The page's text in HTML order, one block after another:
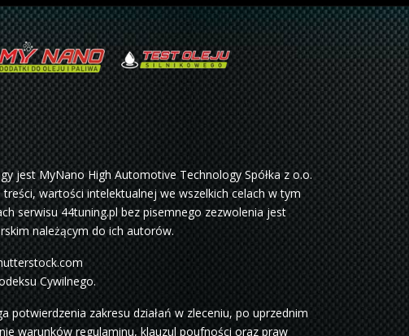
jest MyNano High Automotive Technology Spółka z o.o.
wartości intelektualnej we wszelkich celach w tym
serwisu 44tuning.pl bez pisemnego zezwolenia jest
należącym do ich autorów.
Cywilnego.
potwierdzenia zakresu działań w zleceniu, po uprzednim
warunków regulaminu, klauzul poufności oraz praw